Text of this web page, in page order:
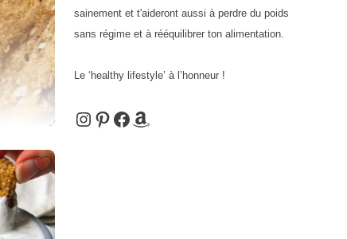
sainement et t'aideront aussi à perdre du poids
sans régime et à rééquilibrer ton alimentation.
Le ‘healthy lifestyle’ à l’honneur !
Instagram
Pinterest
Facebook
Amazon